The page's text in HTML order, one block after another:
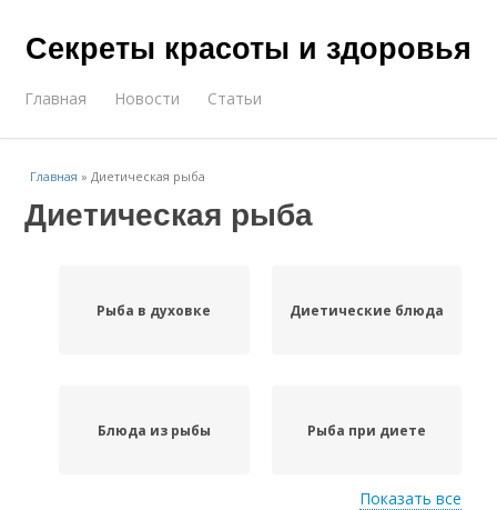
Секреты красоты и здоровья
Главная Новости Статьи
Главная »Диетическая рыба
Диетическая рыба
Рыба в духовке Диетические блюда
Блюда из рыбы Рыба при диете
Показать все